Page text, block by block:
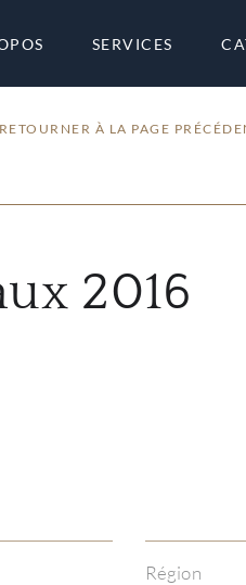
SERVICES
RETOURNER À LA PAGE
2016
Région